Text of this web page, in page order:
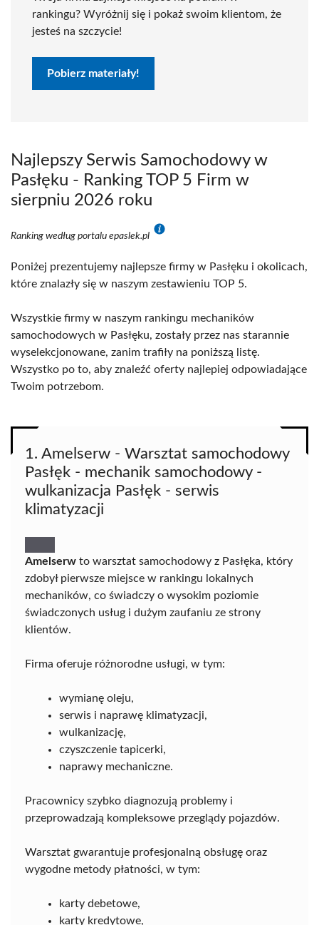
rankingu? Wyróżnij się i pokaż swoim klientom, że
jesteś na szczycie!
Pobierz materiały!
Najlepszy Serwis Samochodowy w
Pasłęku - Ranking TOP 5 Firm w
sierpniu 2026 roku
Ranking według portalu epaslek.pl
Poniżej prezentujemy najlepsze firmy w Pasłęku i okolicach,
które znalazły się w naszym zestawieniu TOP 5.
Wszystkie firmy w naszym rankingu mechaników
samochodowych w Pasłęku, zostały przez nas starannie
wyselekcjonowane, zanim trafiły na poniższą listę.
Wszystko po to, aby znaleźć oferty najlepiej odpowiadające
Twoim potrzebom.
1. Amelserw - Warsztat samochodowy
Pasłęk - mechanik samochodowy -
wulkanizacja Pasłęk - serwis
klimatyzacji
Amelserw to warsztat samochodowy z Pasłęka, który
zdobył pierwsze miejsce w rankingu lokalnych
mechaników, co świadczy o wysokim poziomie
świadczonych usług i dużym zaufaniu ze strony
klientów.
Firma oferuje różnorodne usługi, w tym:
wymianę oleju,
serwis i naprawę klimatyzacji,
wulkanizację,
czyszczenie tapicerki,
naprawy mechaniczne.
Pracownicy szybko diagnozują problemy i
przeprowadzają kompleksowe przeglądy pojazdów.
Warsztat gwarantuje profesjonalną obsługę oraz
wygodne metody płatności, w tym:
karty debetowe,
karty kredytowe,